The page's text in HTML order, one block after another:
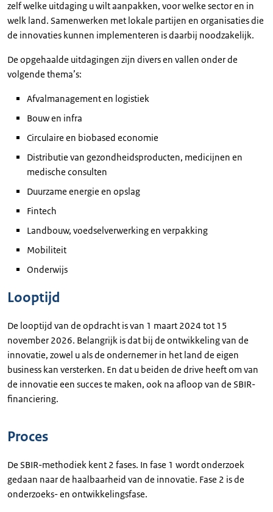
zelf welke uitdaging u wilt aanpakken, voor welke sector en in
welk land. Samenwerken met lokale partijen en organisaties die
de innovaties kunnen implementeren is daarbij noodzakelijk.
De opgehaalde uitdagingen zijn divers en vallen onder de
volgende thema’s:
Afvalmanagement en logistiek
Bouw en infra
Circulaire en biobased economie
Distributie van gezondheidsproducten, medicijnen en
medische consulten
Duurzame energie en opslag
Fintech
Landbouw, voedselverwerking en verpakking
Mobiliteit
Onderwijs
Looptijd
De looptijd van de opdracht is van 1 maart 2024 tot 15
november 2026. Belangrijk is dat bij de ontwikkeling van de
innovatie, zowel u als de ondernemer in het land de eigen
business kan versterken. En dat u beiden de drive heeft om van
de innovatie een succes te maken, ook na afloop van de SBIR-
financiering.
Proces
De SBIR-methodiek kent 2 fases. In fase 1 wordt onderzoek
gedaan naar de haalbaarheid van de innovatie. Fase 2 is de
onderzoeks- en ontwikkelingsfase.